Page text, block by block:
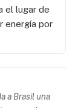
el lugar de
energía por
a Brasil una